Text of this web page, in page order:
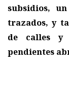
subsidios,
trazados, y
de calles y
pendientes